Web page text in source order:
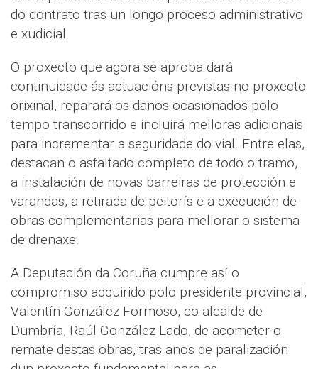
do contrato tras un longo proceso administrativo
e xudicial.
O proxecto que agora se aproba dará
continuidade ás actuacións previstas no proxecto
orixinal, reparará os danos ocasionados polo
tempo transcorrido e incluirá melloras adicionais
para incrementar a seguridade do vial. Entre elas,
destacan o asfaltado completo de todo o tramo,
a instalación de novas barreiras de protección e
varandas, a retirada de peitorís e a execución de
obras complementarias para mellorar o sistema
de drenaxe.
A Deputación da Coruña cumpre así o
compromiso adquirido polo presidente provincial,
Valentín González Formoso, co alcalde de
Dumbría, Raúl González Lado, de acometer o
remate destas obras, tras anos de paralización